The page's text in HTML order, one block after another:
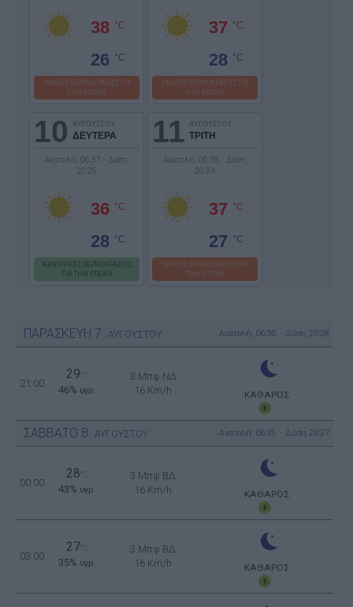
38 °C
26 °C
ΥΨΗΛΕΣ ΘΕΡΜΟΚΡΑΣΙΕΣ ΓΙΑ
ΤΗΝ ΕΠΟΧΗ
37 °C
28 °C
ΥΨΗΛΕΣ ΘΕΡΜΟΚΡΑΣΙΕΣ ΓΙΑ
ΤΗΝ ΕΠΟΧΗ
10 ΑΥΓΟΥΣΤΟΥ
ΔΕΥΤΕΡΑ
Ανατολή: 06:37 - Δύση:
20:25
36 °C
28 °C
ΚΑΝΟΝΙΚΕΣ ΘΕΡΜΟΚΡΑΣΙΕΣ
ΓΙΑ ΤΗΝ ΕΠΟΧΗ
11 ΑΥΓΟΥΣΤΟΥ
ΤΡΙΤΗ
Ανατολή: 06:38 - Δύση:
20:24
37 °C
27 °C
ΥΨΗΛΕΣ ΘΕΡΜΟΚΡΑΣΙΕΣ ΓΙΑ
ΤΗΝ ΕΠΟΧΗ
ΠΑΡΑΣΚΕΥΗ 7 ΑΥΓΟΥΣΤΟΥ Ανατολή: 06:35 - Δύση 20:28
21:00
29
46% υγρ.
3 Μπφ ΝΔ
16 Km/h
ΚΑΘΑΡΟΣ
ΣΑΒΒΑΤΟ 8 ΑΥΓΟΥΣΤΟΥ Ανατολή: 06:35 - Δύση 20:27
00:00
28
43% υγρ.
3 Μπφ ΒΔ
16 Km/h
ΚΑΘΑΡΟΣ
03:00
27
35% υγρ.
3 Μπφ ΒΔ
16 Km/h
ΚΑΘΑΡΟΣ